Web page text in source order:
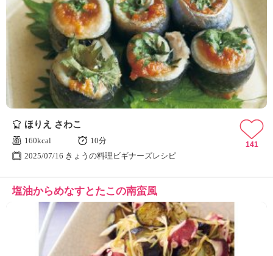
ほりえ さわこ
160kcal
10分
2025/07/16 きょうの料理ビギナーズレシピ
141
塩油からめなすとたこの南蛮風